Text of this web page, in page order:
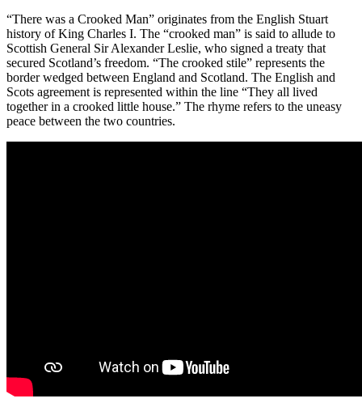
“There was a Crooked Man” originates from the English Stuart
history of King Charles I. The “crooked man” is said to allude to
Scottish General Sir Alexander Leslie, who signed a treaty that
secured Scotland’s freedom. “The crooked stile” represents the
border wedged between England and Scotland. The English and
Scots agreement is represented within the line “They all lived
together in a crooked little house.” The rhyme refers to the uneasy
peace between the two countries.